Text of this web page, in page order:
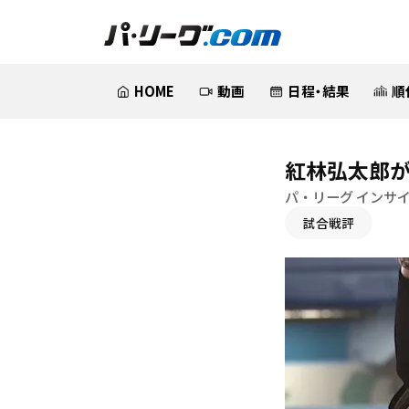
HOME 動画 日程・結果 順
紅林弘太郎
パ・リーグ インサ
試合戦評